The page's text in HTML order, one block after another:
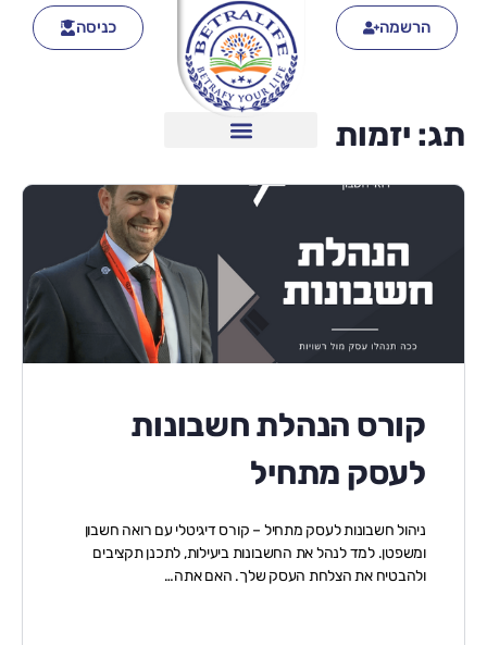
הרשמה כניסה
תג: יזמות
קורס הנהלת חשבונות
לעסק מתחיל
ניהול חשבונות לעסק מתחיל – קורס דיגיטלי עם רואה חשבון
ומשפטן. למד לנהל את החשבונות ביעילות, לתכנן תקציבים
ולהבטיח את הצלחת העסק שלך. האם אתה…